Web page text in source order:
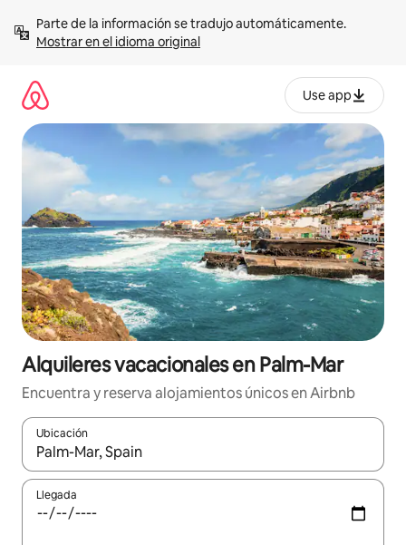
contenidoMostrar en el idioma original
Use app
Alquileres vacacionales en Palm-Mar
Encuentra y reserva alojamientos únicos en Airbnb
Ubicación
Cuando los resultados estén disponibles, navega con las
Llegada